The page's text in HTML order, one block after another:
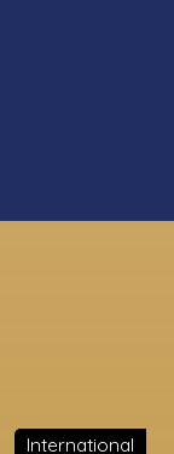
International